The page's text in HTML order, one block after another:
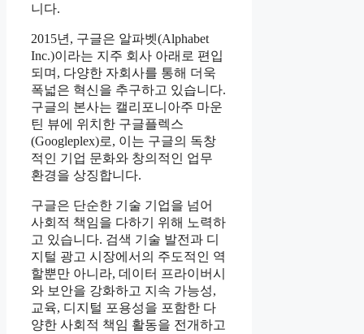
니다.
2015년, 구글은 알파벳(Alphabet
Inc.)이라는 지주 회사 아래로 편입
되며, 다양한 자회사를 통해 더욱
폭넓은 혁신을 추구하고 있습니다.
구글의 본사는 캘리포니아주 마운
틴 뷰에 위치한 구글플렉스
(Googleplex)로, 이는 구글의 독창
적인 기업 문화와 창의적인 업무
환경을 상징합니다.
구글은 단순한 기술 기업을 넘어
사회적 책임을 다하기 위해 노력하
고 있습니다. 검색 기술 발전과 디
지털 광고 시장에서의 주도적인 역
할뿐만 아니라, 데이터 프라이버시
와 보안을 강화하고 지속 가능성,
교육, 디지털 포용성을 포함한 다
양한 사회적 책임 활동을 전개하고